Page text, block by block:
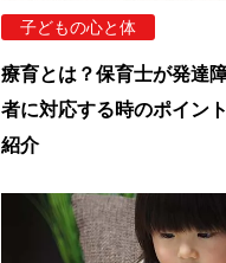
子どもの心と体
療育とは？保育士が発達
者に対応する時のポイン
紹介